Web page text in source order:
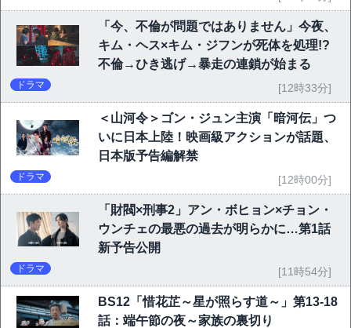
「今、不倫が問題ではありません」今夜、
キム・ヘス×キム・ジフンが死体を処理!?
不倫→ひき逃げ→暴走の連鎖が始まる
ドラマ [12時33分]
＜山河令＞ゴン・ジュン主演「暗河伝」つ
いに日本上陸！映画級アクションが話題、
日本版予告編解禁
ドラマ [12時00分]
「財閥×刑事2」アン・ボヒョン×チョン・
ウンチェの最悪の過去が明らかに…第1話
新予告公開
ドラマ [11時54分]
BS12「惜花芷～星が照らす道～」第13-18
話：端午節の夜～家族の裏切り